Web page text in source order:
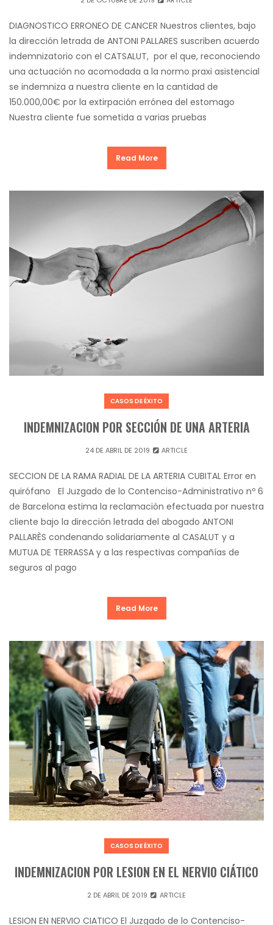
DIAGNOSTICO ERRONEO DE CANCER Nuestros clientes, bajo
la dirección letrada de ANTONI PALLARES suscriben acuerdo
indemnizatorio con el CATSALUT, por el que, reconociendo
una actuación no acomodada a la normo praxi asistencial
se indemniza a nuestra cliente en la cantidad de
150.000,00€ por la extirpación errónea del estomago
Nuestra cliente fue sometida a varias pruebas
Read More
CASOS DE ÉXITO
INDEMNIZACION POR SECCIÓN DE UNA ARTERIA
24 DE ABRIL DE 2019 ARTICLE
SECCION DE LA RAMA RADIAL DE LA ARTERIA CUBITAL Error en
quirófano El Juzgado de lo Contenciso-Administrativo nº 6
de Barcelona estima la reclamación efectuada por nuestra
cliente bajo la dirección letrada del abogado ANTONI
PALLARÈS condenando solidariamente al CASALUT y a
MUTUA DE TERRASSA y a las respectivas compañías de
seguros al pago
Read More
CASOS DE ÉXITO
INDEMNIZACION POR LESION EN EL NERVIO CIÁTICO
2 DE ABRIL DE 2019 ARTICLE
LESION EN NERVIO CIATICO El Juzgado de lo Contenciso-